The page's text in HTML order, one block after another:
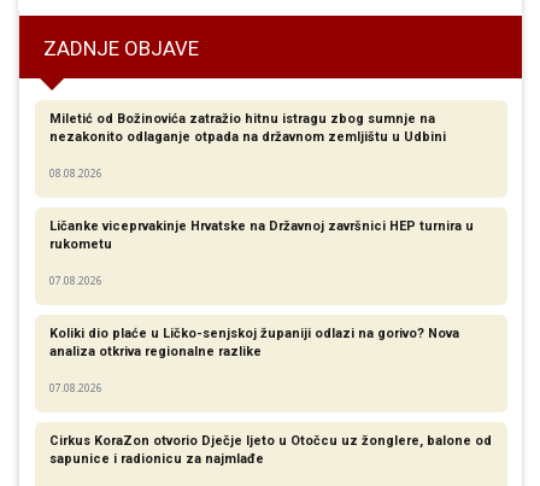
ZADNJE OBJAVE
Miletić od Božinovića zatražio hitnu istragu zbog sumnje na
nezakonito odlaganje otpada na državnom zemljištu u Udbini
08.08.2026
Ličanke viceprvakinje Hrvatske na Državnoj završnici HEP turnira u
rukometu
07.08.2026
Koliki dio plaće u Ličko-senjskoj županiji odlazi na gorivo? Nova
analiza otkriva regionalne razlike​
07.08.2026
Cirkus KoraZon otvorio Dječje ljeto u Otočcu uz žonglere, balone od
sapunice i radionicu za najmlađe